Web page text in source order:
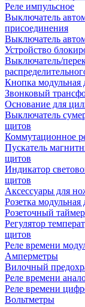
Реле импульсное
Выключатель
присоединения
Выключатель
Устройство
Выключатель/
Кнопка модульная
Звонковый
Основание для
Выключатель
щитов
Коммутационное
Пускатель
щитов
Индикатор
щитов
Аксессуары для
Розетка
Розеточный таймер
Регулятор
щитов
Реле времени
Амперметры
Вилочный
Реле времени
Реле времени
Вольтметры